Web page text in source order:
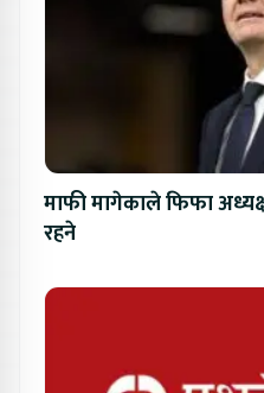
माफी मागेकाले फिफा
रहने